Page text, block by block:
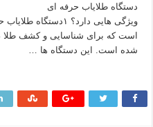
دستگاه طلایاب حرفه ای
ویژگی هایی دارد؟
است که برای شناسایی و کشف
شده است. این دستگاه‌ ها …